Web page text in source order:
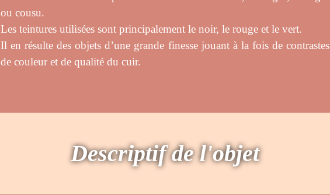
ou cousu.
Les teintures utilisées sont principalement le noir, le rouge et le vert.
Il en résulte des objets d’une grande finesse jouant à la fois de contrastes
de couleur et de qualité du cuir.
Descriptif de l'objet